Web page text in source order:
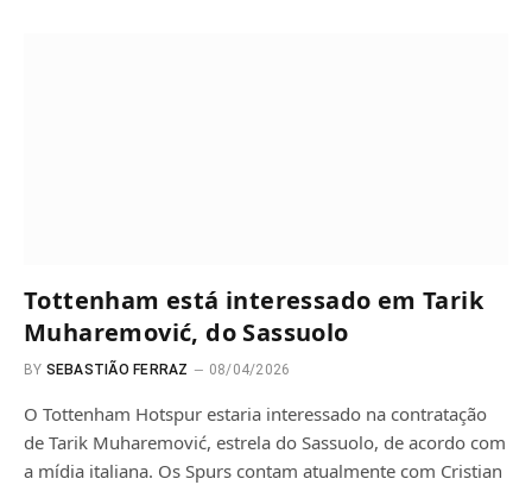
Tottenham está interessado em Tarik
Muharemović, do Sassuolo
BY SEBASTIÃO FERRAZ 08/04/2026
O Tottenham Hotspur estaria interessado na contratação
de Tarik Muharemović, estrela do Sassuolo, de acordo com
a mídia italiana. Os Spurs contam atualmente com Cristian